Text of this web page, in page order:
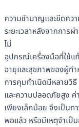
ความชำนาญและขีดคว
ระยะเวลาหลังจากการ
ไม่
อุปกรณ์เครื่องมือที่ใช้แ
อายุและสุขภาพของผู้ท
การคุมกำเนิดมีหลายวิ
และความปลอดภัยสูง ค่
เพียงเล็กน้อย จึงเป็นท
พอแล้ว หรือมีเหตุจำเป็